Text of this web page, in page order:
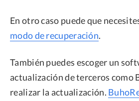
En otro caso puede que
modo de recuperación.
También puedes escoger un
actualización de terceros como
realizar la actualización.